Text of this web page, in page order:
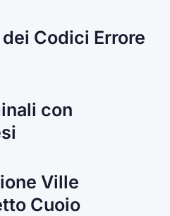
Codici Errore
con
Ville
Cuoio